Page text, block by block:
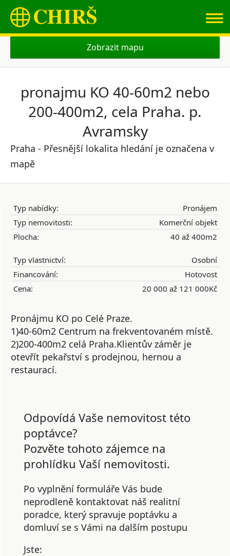
≡
Zobrazit mapu
pronajmu KO 40-60m2 nebo
200-400m2, cela Praha. p.
Avramsky
Praha - Přesnější lokalita hledání je označena v
mapě
Typ nabídky:
Pronájem
Typ nemovitosti:
Komerční objekt
Plocha:
40 až 400m2
Typ vlastnictví:
Osobní
Financování:
Hotovost
Cena:
20 000 až 121 000Kč
Pronájmu KO po Celé Praze.
1)40-60m2 Centrum na frekventovaném místě.
2)200-400m2 celá Praha.Klientův záměr je
otevřít pekařství s prodejnou, hernou a
restaurací.
Odpovídá Vaše nemovitost této
poptávce?
Pozvěte tohoto zájemce na
prohlídku Vaší nemovitosti.
Po vyplnění formuláře Vás bude
neprodleně kontaktovat náš realitní
poradce, který spravuje poptávku a
domluví se s Vámi na dalším postupu
Jste: